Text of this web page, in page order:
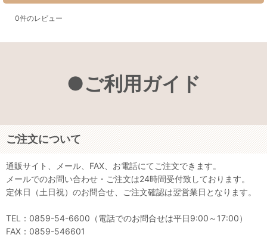
0件のレビュー
●ご利用ガイド
ご注文について
通販サイト、メール、FAX、お電話にてご注文できます。
メールでのお問い合わせ・ご注文は24時間受付致しております。
定休日（土日祝）のお問合せ、ご注文確認は翌営業日となります。
TEL：0859-54-6600（電話でのお問合せは平日9:00～17:00）
FAX：0859-546601